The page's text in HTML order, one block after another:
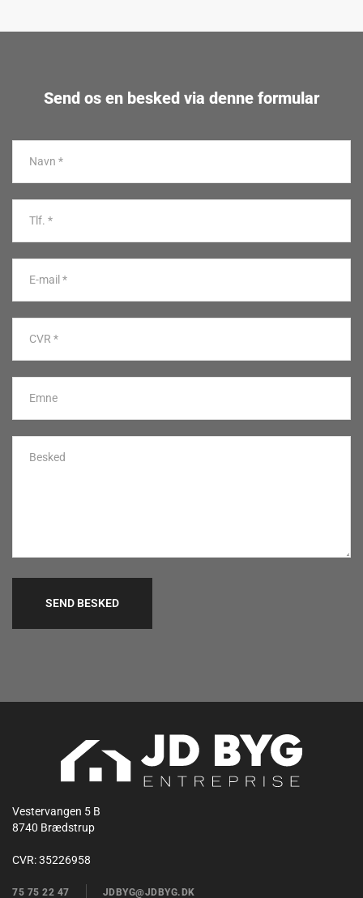
Send os en besked via denne formular
Vestervangen 5 B
8740 Brædstrup
CVR:35226958
75 75 22 47​​ JDB​YG@J​DBYG.DK